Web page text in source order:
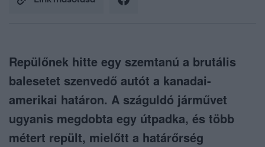
Repülőnek hitte egy szemtanú a brutális
balesetet szenvedő autót a kanadai-
amerikai határon. A száguldó járművet
ugyanis megdobta egy útpadka, és több
métert repült, mielőtt a határőrség